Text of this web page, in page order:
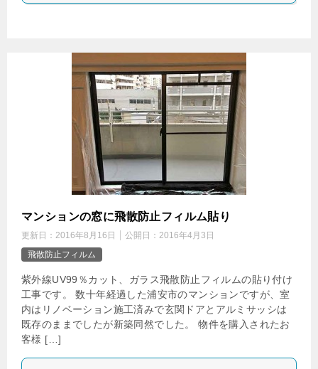
マンションの窓に飛散防止フィルム貼り
更新日： 2016年8月16日 公開日： 2016年4月3日
飛散防止フィルム
紫外線UV99％カット、ガラス飛散防止フィルムの貼り付け
工事です。 数十年経過した浦安市のマンションですが、室
内はリノベーション施工済みで玄関ドアとアルミサッシは
既存のままでしたが新築同然でした。 物件を購入されたお
客様 […]